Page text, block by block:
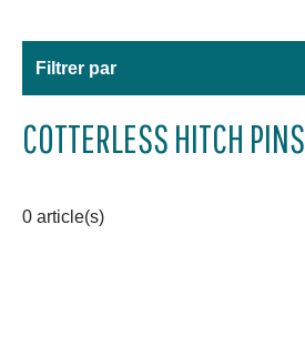
Filtrer par
COTTERLESS HITCH PINS
0 article(s)